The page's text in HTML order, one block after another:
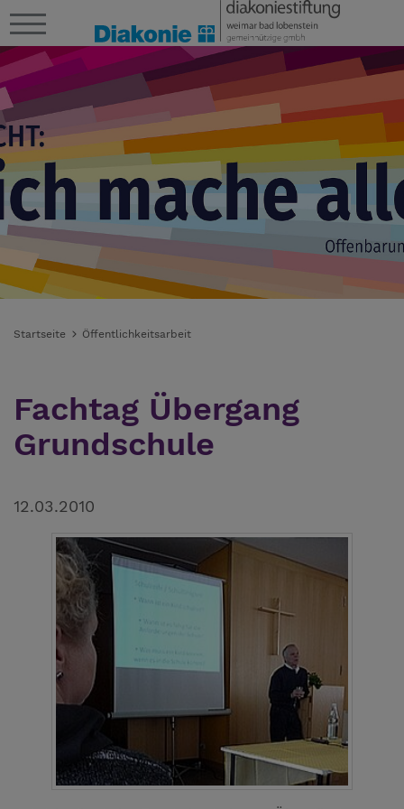
Startseite Öffentlichkeitsarbeit
Fachtag Übergang
Grundschule
12.03.2010